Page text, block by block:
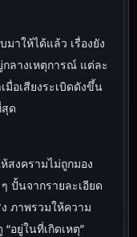
าให้ได้แล้ว เรื่องยัง
กลางเหตุการณ์ แต่ละ
มื่อเสียงระเบิดดังขึ้น
ด
สงครามไม่ถูกมอง
ปั้นจากรายละเอียด
ภาพรวมให้ความ
อยู่ในที่เกิดเหตุ”